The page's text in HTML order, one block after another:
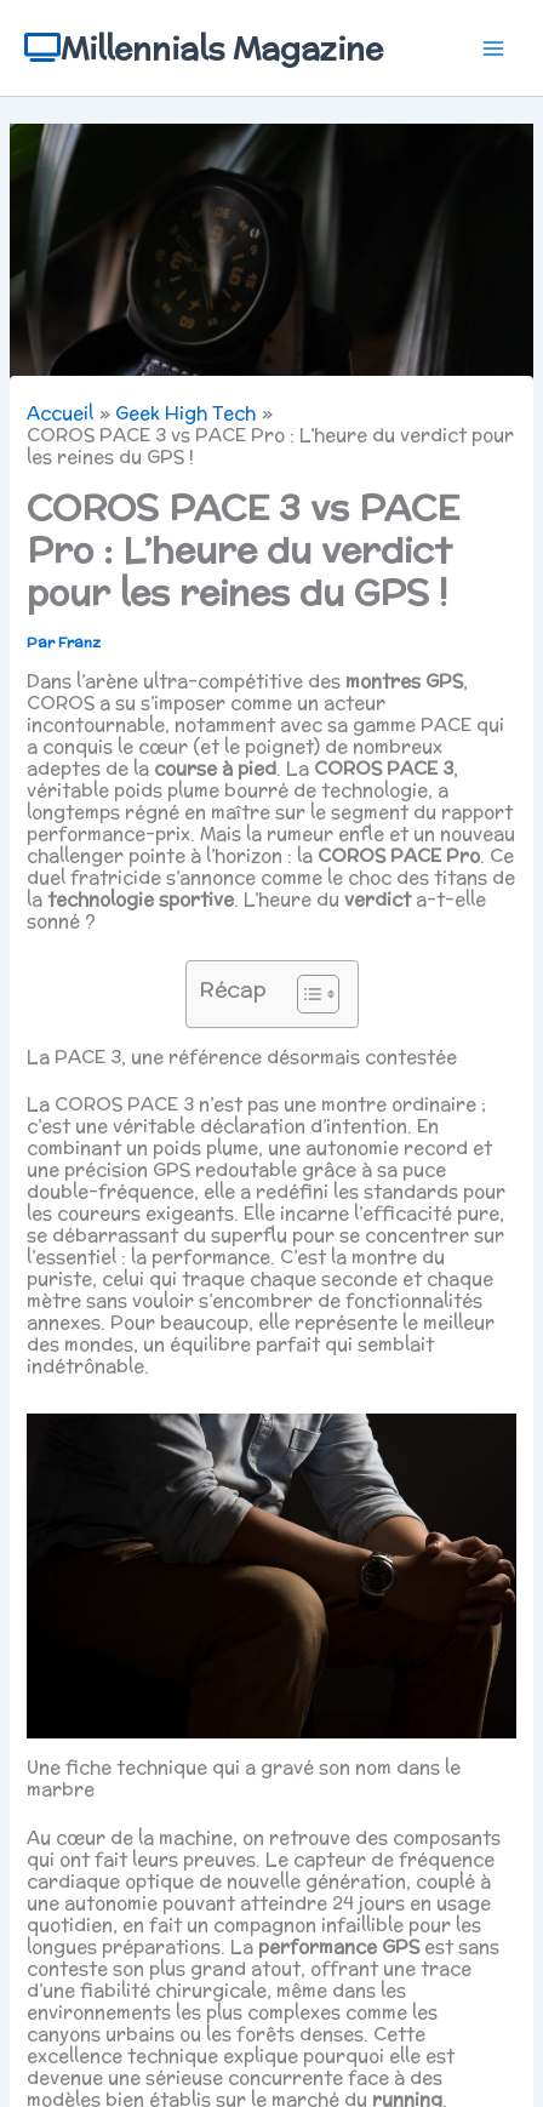
contenuMillennials Magazine
Accueil
Geek High Tech
COROS PACE 3 vs PACE Pro : L’heure du verdict pour
les reines du GPS !
COROS PACE 3 vs PACE
Pro : L’heure du verdict
pour les reines du GPS !
ParFranz
Dans l’arène ultra-compétitive des montres GPS,
COROS a su s’imposer comme un acteur
incontournable, notamment avec sa gamme PACE qui
a conquis le cœur (et le poignet) de nombreux
adeptes de la course à pied. La COROS PACE 3,
véritable poids plume bourré de technologie, a
longtemps régné en maître sur le segment du rapport
performance-prix. Mais la rumeur enfle et un nouveau
challenger pointe à l’horizon : la COROS PACE Pro. Ce
duel fratricide s’annonce comme le choc des titans de
latechnologie sportive. L’heure duverdicta-t-elle
sonné ?
Récap
La PACE 3, une référence désormais contestée
La COROS PACE 3 n’est pas une montre ordinaire ;
c’est une véritable déclaration d’intention. En
combinant un poids plume, une autonomie record et
une précision GPS redoutable grâce à sa puce
double-fréquence, elle a redéfini les standards pour
les coureurs exigeants. Elle incarne l’efficacité pure,
se débarrassant du superflu pour se concentrer sur
l’essentiel : la performance. C’est la montre du
puriste, celui qui traque chaque seconde et chaque
mètre sans vouloir s’encombrer de fonctionnalités
annexes. Pour beaucoup, elle représente le meilleur
des mondes, un équilibre parfait qui semblait
indétrônable.
Une fiche technique qui a gravé son nom dans le
marbre
Au cœur de la machine, on retrouve des composants
qui ont fait leurs preuves. Le capteur de fréquence
cardiaque optique de nouvelle génération, couplé à
une autonomie pouvant atteindre 24 jours en usage
quotidien, en fait un compagnon infaillible pour les
longues préparations. La performance GPSest sans
conteste son plus grand atout, offrant une trace
d’une fiabilité chirurgicale, même dans les
environnements les plus complexes comme les
canyons urbains ou les forêts denses. Cette
excellence technique explique pourquoi elle est
devenue une sérieuse concurrente face à des
modèles bien établis sur le marché du running.